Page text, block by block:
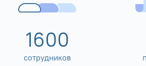
1600
сотрудников